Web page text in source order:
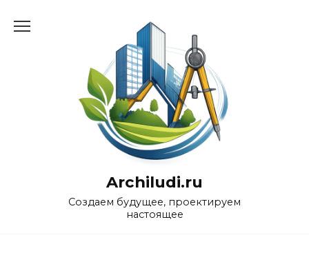
Archiludi.ru
Создаем будущее, проектируем
настоящее